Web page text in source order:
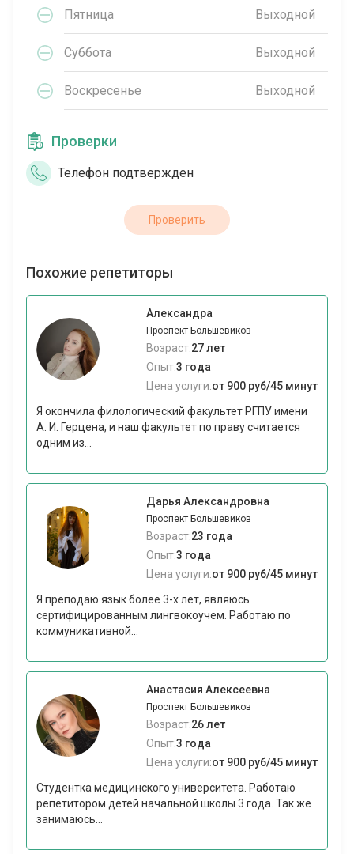
Пятница Выходной
Суббота Выходной
Воскресенье Выходной
Проверки
Телефон подтвержден
Проверить
Похожие репетиторы
Александра
Проспект Большевиков
Возраст:27 лет
Опыт:3 года
Цена услуги:от 900 руб/45 минут
Я окончила филологический факультет РГПУ имени
А. И. Герцена, и наш факультет по праву считается
одним из...
Дарья Александровна
Проспект Большевиков
Возраст:23 года
Опыт:3 года
Цена услуги:от 900 руб/45 минут
Я преподаю язык более 3-х лет, являюсь
сертифицированным лингвокоучем. Работаю по
коммуникативной...
Анастасия Алексеевна
Проспект Большевиков
Возраст:26 лет
Опыт:3 года
Цена услуги:от 900 руб/45 минут
Студентка медицинского университета. Работаю
репетитором детей начальной школы 3 года. Так же
занимаюсь...